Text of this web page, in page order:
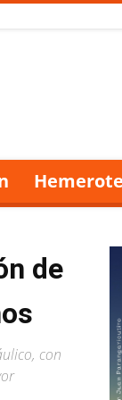
de
con